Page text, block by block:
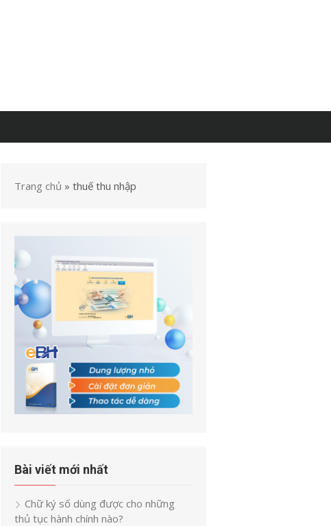
Trang chủ » thuế thu nhập
Bài viết mới nhất
Chữ ký số dùng được cho những
thủ tục hành chính nào?